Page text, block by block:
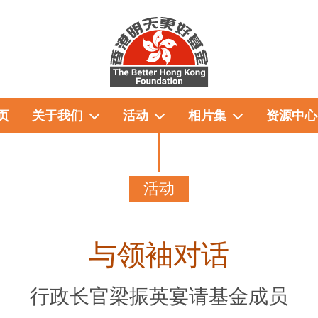
关于我们 活动 相片集 资源中心
活动
与领袖对话
行政长官梁振英宴请基金成员